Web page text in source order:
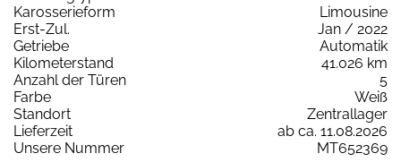
Karosserieform
Limousine
Erst-Zul.
Jan / 2022
Getriebe
Automatik
Kilometerstand
41.026 km
Anzahl der Türen
5
Farbe
Weiß
Standort
Zentrallager
Lieferzeit
ab ca. 11.08.2026
Unsere Nummer
MT652369